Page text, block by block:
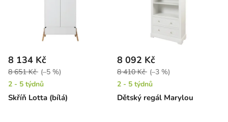
Skříň Lotta (bílá)
8 134 Kč
8 651 Kč (–5 %)
2 - 5 týdnů
Dětský regál Marylou
8 092 Kč
8 410 Kč (–3 %)
2 - 5 týdnů